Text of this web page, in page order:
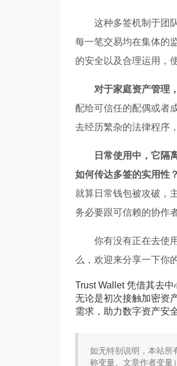
这种多签机制于团
每一笔交易均在集体的
的安全以及合理运用，
对于家庭资产管理
配给可信任的配偶或者
去经历繁杂的法律程序
日常使用中，它隔
如何传达多签的实用性？
就算日常钱包被攻破，
务必要跟可信赖的协作
你有没有正在去使
么，欢迎来分享一下你
Trust Wallet 凭借其去
无论是初次接触加密资
需求，助力数字资产安
如无特别说明，本站所
称变量、文章作者变量